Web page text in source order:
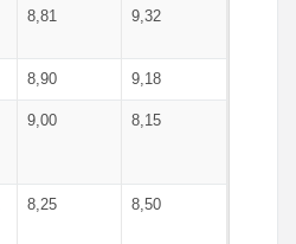
8,81 9,32
8,90 9,18
9,00 8,15
8,25 8,50